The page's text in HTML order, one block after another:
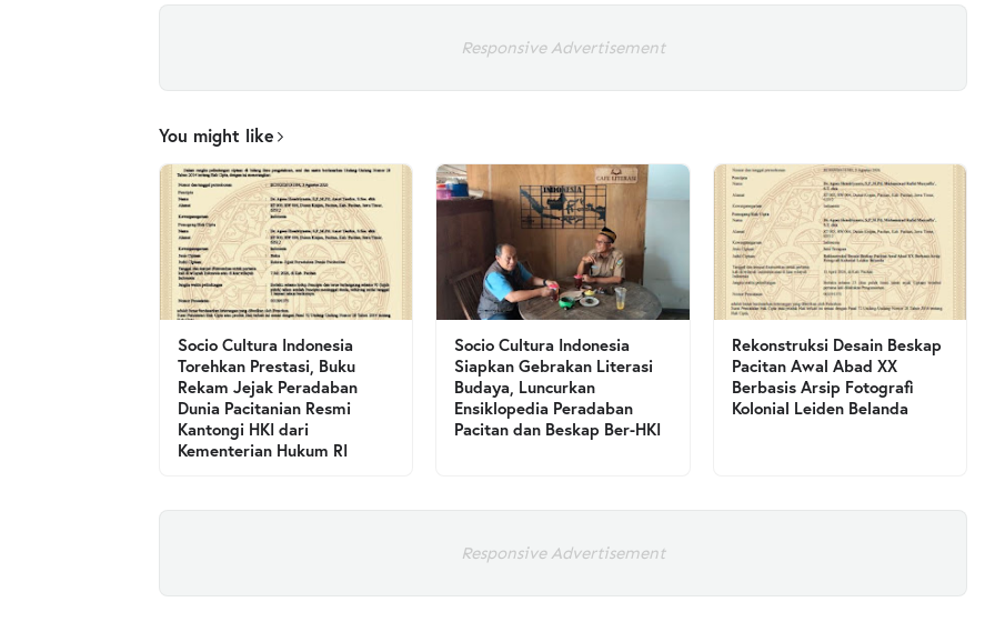
Responsive Advertisement
You might like
Socio Cultura Indonesia
Torehkan Prestasi, Buku
Rekam Jejak Peradaban
Dunia Pacitanian Resmi
Kantongi HKI dari
Kementerian Hukum RI
Socio Cultura Indonesia
Siapkan Gebrakan Literasi
Budaya, Luncurkan
Ensiklopedia Peradaban
Pacitan dan Beskap Ber-HKI
Rekonstruksi Desain Beskap
Pacitan Awal Abad XX
Berbasis Arsip Fotografi
Kolonial Leiden Belanda
Responsive Advertisement